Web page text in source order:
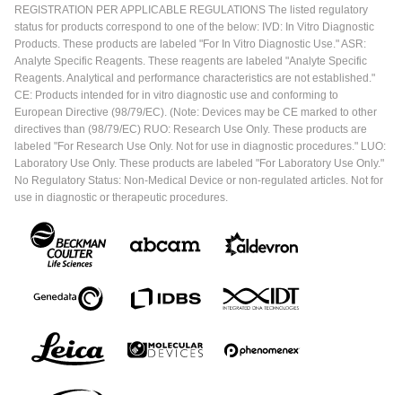
REGISTRATION PER APPLICABLE REGULATIONS The listed regulatory
status for products correspond to one of the below: IVD: In Vitro Diagnostic
Products. These products are labeled "For In Vitro Diagnostic Use." ASR:
Analyte Specific Reagents. These reagents are labeled "Analyte Specific
Reagents. Analytical and performance characteristics are not established."
CE: Products intended for in vitro diagnostic use and conforming to
European Directive (98/79/EC). (Note: Devices may be CE marked to other
directives than (98/79/EC) RUO: Research Use Only. These products are
labeled "For Research Use Only. Not for use in diagnostic procedures." LUO:
Laboratory Use Only. These products are labeled "For Laboratory Use Only."
No Regulatory Status: Non-Medical Device or non-regulated articles. Not for
use in diagnostic or therapeutic procedures.